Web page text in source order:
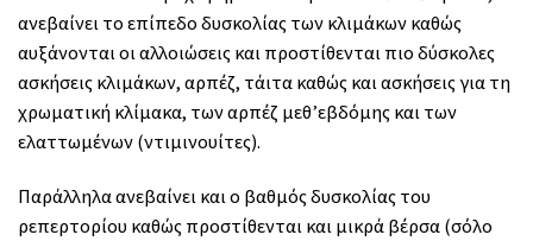
ανεβαίνει το επίπεδο δυσκολίας των κλιμάκων καθώς
αυξάνονται οι αλλοιώσεις και προστίθενται πιο δύσκολες
ασκήσεις κλιμάκων, αρπέζ, τάιτα καθώς και ασκήσεις για τη
χρωματική κλίμακα, των αρπέζ μεθ’εβδόμης και των
ελαττωμένων (ντιμινουίτες).
Παράλληλα ανεβαίνει και ο βαθμός δυσκολίας του
ρεπερτορίου καθώς προστίθενται και μικρά βέρσα (σόλο